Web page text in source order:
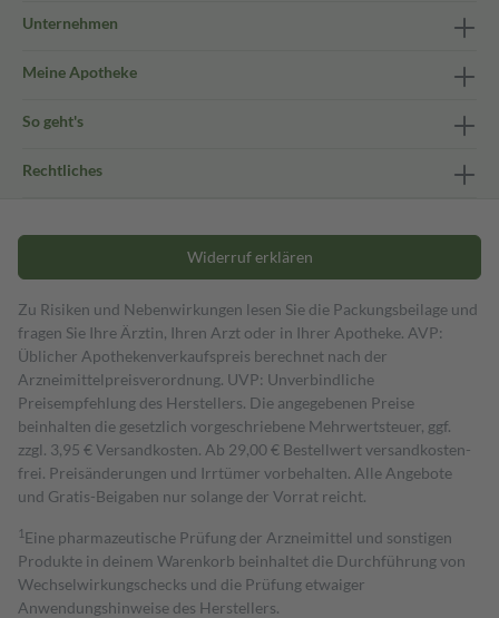
Unternehmen
Meine Apotheke
So geht's
Rechtliches
Widerruf erklären
Zu Risiken und Nebenwirkungen lesen Sie die Packungsbeilage und
fragen Sie Ihre Ärztin, Ihren Arzt oder in Ihrer Apotheke. AVP:
Üblicher Apothekenverkaufspreis berechnet nach der
Arzneimittelpreisverordnung. UVP: Unverbindliche
Preisempfehlung des Herstellers. Die angegebenen Preise
beinhalten die gesetzlich vorgeschriebene Mehrwertsteuer, ggf.
zzgl. 3,95 € Versandkosten. Ab 29,00 € Bestell­wert versand­kosten­
frei. Preisänderungen und Irrtümer vorbehalten. Alle Angebote
und Gratis-Beigaben nur solange der Vorrat reicht.
1 Eine pharmazeutische Prüfung der Arzneimittel und sonstigen
Produkte in deinem Warenkorb beinhaltet die Durchführung von
Wechselwirkungschecks und die Prüfung etwaiger
Anwendungshinweise des Herstellers.